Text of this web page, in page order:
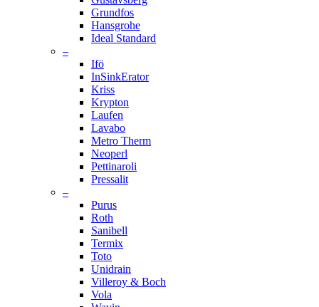
Grundfos
Hansgrohe
Ideal Standard
–
Ifö
InSinkErator
Kriss
Krypton
Laufen
Lavabo
Metro Therm
Neoperl
Pettinaroli
Pressalit
–
Purus
Roth
Sanibell
Termix
Toto
Unidrain
Villeroy & Boch
Vola